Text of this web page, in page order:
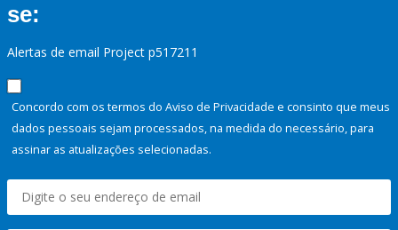
se:
Alertas de email Project p517211
Concordo com os termos do Aviso de Privacidade e consinto que meus
dados pessoais sejam processados, na medida do necessário, para
assinar as atualizações selecionadas.